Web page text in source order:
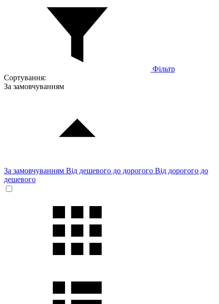
Фільтр
Сортування:
За замовчуванням
За замовчуванням Від дешевого до дорогого Від дорогого до
дешевого